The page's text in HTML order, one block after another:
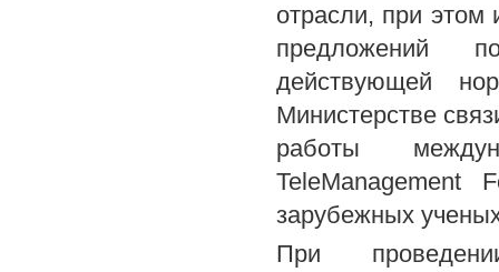
отрасли, при этом
предложений
действующей
Министерстве
работы
TeleManagement
зарубежных
При